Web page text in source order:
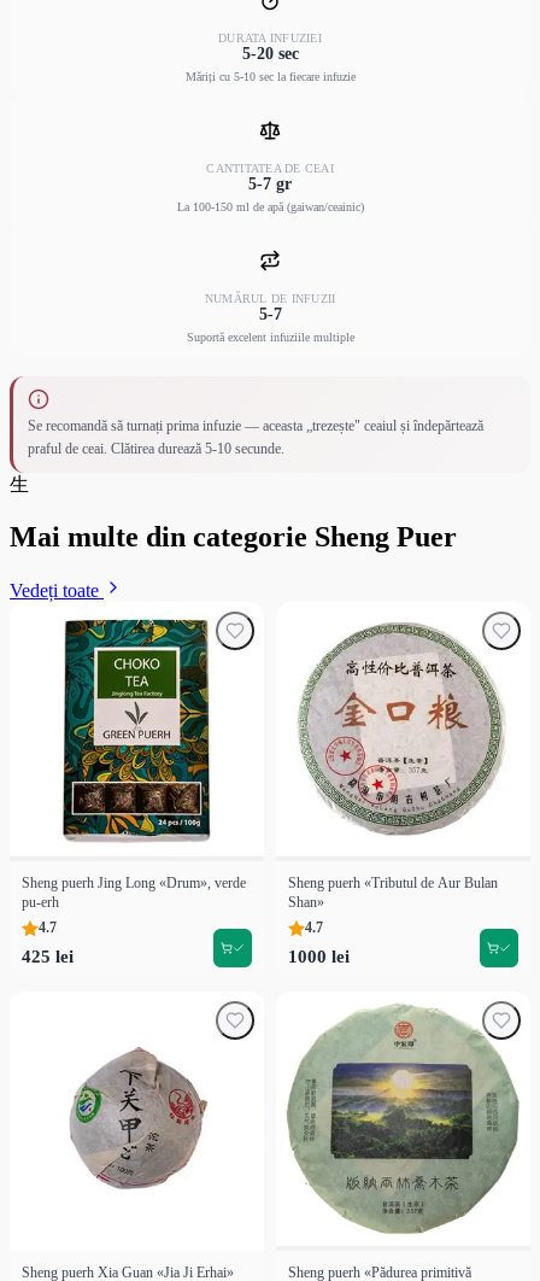
DURATA INFUZIEI
5-20 sec
Măriți cu 5-10 sec la fiecare infuzie
CANTITATEA DE CEAI
5-7 gr
La 100-150 ml de apă (gaiwan/ceainic)
NUMĂRUL DE INFUZII
5-7
Suportă excelent infuziile multiple
Se recomandă să turnați prima infuzie — aceasta „trezește" ceaiul și îndepărtează
praful de ceai. Clătirea durează 5-10 secunde.
生
Mai multe din categorie Sheng Puer
Vedeți toate
Sheng puerh Jing Long «Drum», verde
pu-erh
4.7
425 lei
Sheng puerh «Tributul de Aur Bulan
Shan»
4.7
1000 lei
Sheng puerh Xia Guan «Jia Ji Erhai»
Sheng puerh «Pădurea primitivă